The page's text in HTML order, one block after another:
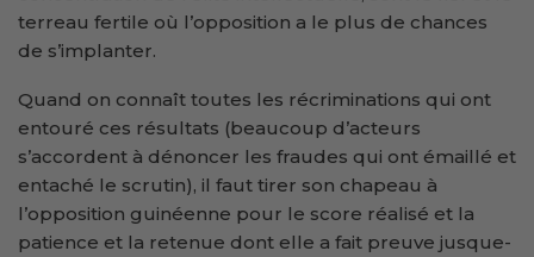
terreau fertile où l’opposition a le plus de chances
de s’implanter.
Quand on connaît toutes les récriminations qui ont
entouré ces résultats (beaucoup d’acteurs
s’accordent à dénoncer les fraudes qui ont émaillé et
entaché le scrutin), il faut tirer son chapeau à
l’opposition guinéenne pour le score réalisé et la
patience et la retenue dont elle a fait preuve jusque-